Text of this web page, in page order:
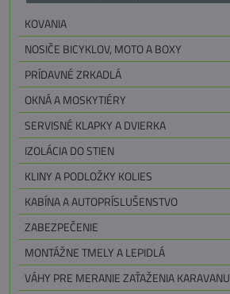
KOVANIA
NOSIČE BICYKLOV, MOTO A BOXY
PRÍDAVNÉ ZRKADLÁ
OKNÁ A MOSKYTIÉRY
SERVISNÉ KLAPKY A DVIERKA
IZOLÁCIA DO STIEN
KLINY A PODLOŽKY KOLIES
KABÍNA A AUTOPRÍSLUŠENSTVO
ZABEZPEČENIE
MONTÁŽNE TMELY A LEPIDLÁ
VÁHY PRE MERANIE ZAŤAŽENIA KARAVANU